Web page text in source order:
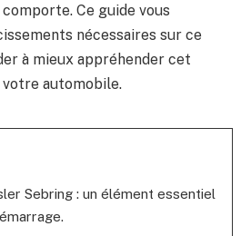
Ce guide vous
nécessaires sur ce
à mieux appréhender cet
automobile.
Sebring : un élément essentiel